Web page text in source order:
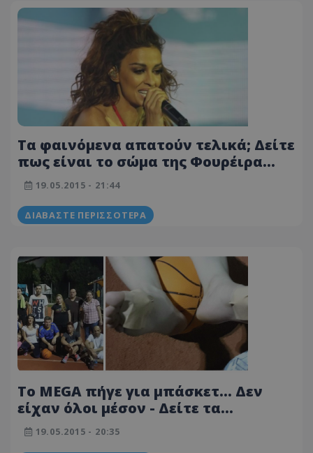
Τα φαινόμενα απατούν τελικά; Δείτε
πως είναι το σώμα της Φουρέιρα
χωρίς photoshop!
19.05.2015 - 21:44
ΔΙΑΒΆΣΤΕ ΠΕΡΙΣΣΌΤΕΡΑ
To MEGA πήγε για μπάσκετ… Δεν
είχαν όλοι μέσον - Δείτε τα
αποτελέσματα στη φωτογραφία!
19.05.2015 - 20:35